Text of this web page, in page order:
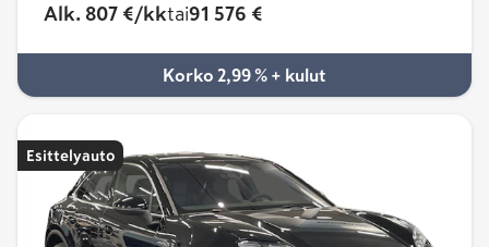
Alk. 807 €/kktai91 576 €
Korko 2,99 % + kulut
Esittelyauto